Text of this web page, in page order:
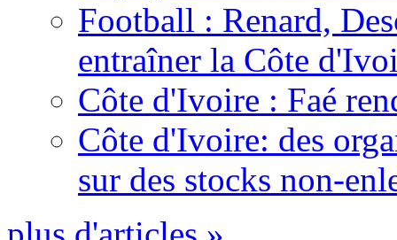
Football : Renard,
entraîner la Côte
Côte d'Ivoire : Faé
Côte d'Ivoire: des
sur des stocks non-